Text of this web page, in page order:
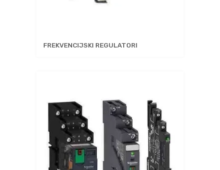
FREKVENCIJSKI REGULATORI